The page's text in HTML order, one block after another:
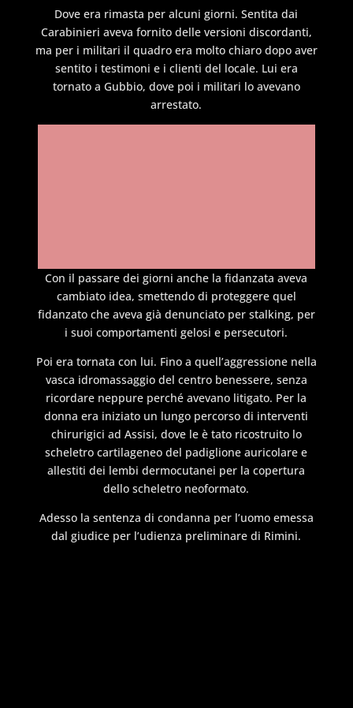
Dove era rimasta per alcuni giorni. Sentita dai
Carabinieri aveva fornito delle versioni discordanti,
ma per i militari il quadro era molto chiaro dopo aver
sentito i testimoni e i clienti del locale. Lui era
tornato a Gubbio, dove poi i militari lo avevano
arrestato.
Con il passare dei giorni anche la fidanzata aveva
cambiato idea, smettendo di proteggere quel
fidanzato che aveva già denunciato per stalking, per
i suoi comportamenti gelosi e persecutori.
Poi era tornata con lui. Fino a quell’aggressione nella
vasca idromassaggio del centro benessere, senza
ricordare neppure perché avevano litigato. Per la
donna era iniziato un lungo percorso di interventi
chirurigici ad Assisi, dove le è tato ricostruito lo
scheletro cartilageneo del padiglione auricolare e
allestiti dei lembi dermocutanei per la copertura
dello scheletro neoformato.
Adesso la sentenza di condanna per l’uomo emessa
dal giudice per l’udienza preliminare di Rimini.